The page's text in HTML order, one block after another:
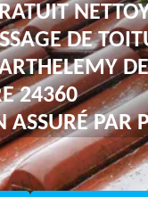
DE
DE
24360
ASSURÉ PAR